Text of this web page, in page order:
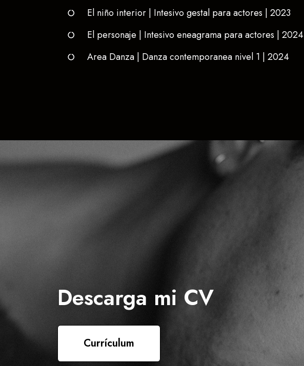
El niño interior | Intesivo gestal para actores | 2023
El personaje | Intesivo eneagrama para actores | 2024
Area Danza | Danza contemporanea nivel 1 | 2024
Descarga mi CV
Currículum